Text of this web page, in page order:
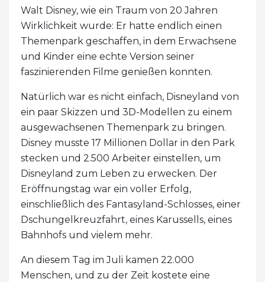
Walt Disney, wie ein Traum von 20 Jahren
Wirklichkeit wurde: Er hatte endlich einen
Themenpark geschaffen, in dem Erwachsene
und Kinder eine echte Version seiner
faszinierenden Filme genießen konnten.
Natürlich war es nicht einfach, Disneyland von
ein paar Skizzen und 3D-Modellen zu einem
ausgewachsenen Themenpark zu bringen.
Disney musste 17 Millionen Dollar in den Park
stecken und 2.500 Arbeiter einstellen, um
Disneyland zum Leben zu erwecken. Der
Eröffnungstag war ein voller Erfolg,
einschließlich des Fantasyland-Schlosses, einer
Dschungelkreuzfahrt, eines Karussells, eines
Bahnhofs und vielem mehr.
An diesem Tag im Juli kamen 22.000
Menschen, und zu der Zeit kostete eine